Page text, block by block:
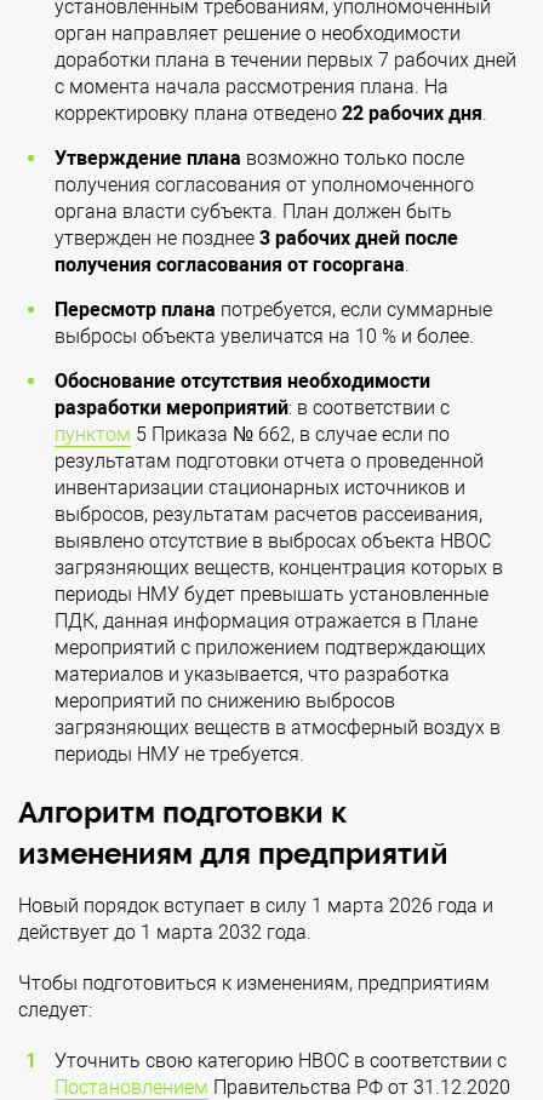
установленным требованиям, уполномоченный
орган направляет решение о необходимости
доработки плана в течении первых 7 рабочих дней
с момента начала рассмотрения плана. На
корректировку плана отведено 22 рабочих дня.
Утверждение плана возможно только после
получения согласования от уполномоченного
органа власти субъекта. План должен быть
утвержден не позднее 3 рабочих дней после
получения согласования от госоргана.
Пересмотр плана потребуется, если суммарные
выбросы объекта увеличатся на 10 % и более.
Обоснование отсутствия необходимости
разработки мероприятий: в соответствии с
пунктом 5 Приказа № 662, в случае если по
результатам подготовки отчета о проведенной
инвентаризации стационарных источников и
выбросов, результатам расчетов рассеивания,
выявлено отсутствие в выбросах объекта НВОС
загрязняющих веществ, концентрация которых в
периоды НМУ будет превышать установленные
ПДК, данная информация отражается в Плане
мероприятий с приложением подтверждающих
материалов и указывается, что разработка
мероприятий по снижению выбросов
загрязняющих веществ в атмосферный воздух в
периоды НМУ не требуется.
Алгоритм подготовки к
изменениям для предприятий
Новый порядок вступает в силу 1 марта 2026 года и
действует до 1 марта 2032 года.
Чтобы подготовиться к изменениям, предприятиям
следует:
Уточнить свою категорию НВОС в соответствии с
Постановлением Правительства РФ от 31.12.2020